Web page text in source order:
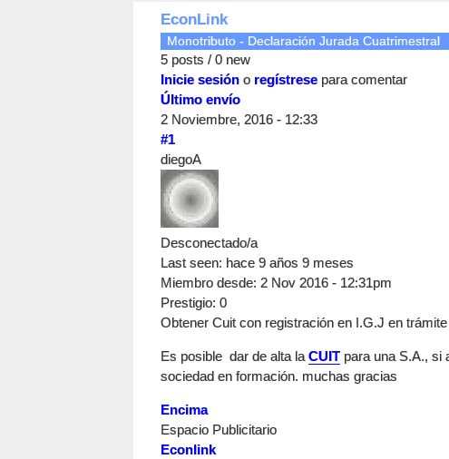
EconLink
Monotributo - Declaración Jurada Cuatrimestral
5 posts / 0 new
Inicie sesión o regístrese para comentar
Último envío
2 Noviembre, 2016 - 12:33
#1
diegoA
Desconectado/a
Last seen: hace 9 años 9 meses
Miembro desde: 2 Nov 2016 - 12:31pm
Prestigio: 0
Obtener Cuit con registración en I.G.J en trámite
Es posible dar de alta la CUIT para una S.A., si
sociedad en formación. muchas gracias
Encima
Espacio Publicitario
Econlink